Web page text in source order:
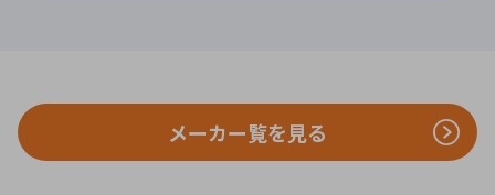
メーカー覧を見る